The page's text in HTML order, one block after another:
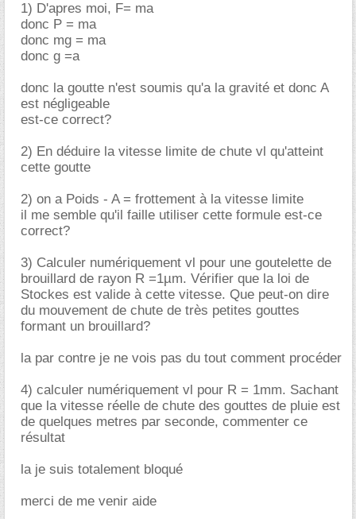
1) D'apres moi, F= ma
donc P = ma
donc mg = ma
donc g =a
donc la goutte n'est soumis qu'a la gravité et donc A
est négligeable
est-ce correct?
2) En déduire la vitesse limite de chute vl qu'atteint
cette goutte
2) on a Poids - A = frottement à la vitesse limite
il me semble qu'il faille utiliser cette formule est-ce
correct?
3) Calculer numériquement vl pour une goutelette de
brouillard de rayon R =1µm. Vérifier que la loi de
Stockes est valide à cette vitesse. Que peut-on dire
du mouvement de chute de très petites gouttes
formant un brouillard?
la par contre je ne vois pas du tout comment procéder
4) calculer numériquement vl pour R = 1mm. Sachant
que la vitesse réelle de chute des gouttes de pluie est
de quelques metres par seconde, commenter ce
résultat
la je suis totalement bloqué
merci de me venir aide